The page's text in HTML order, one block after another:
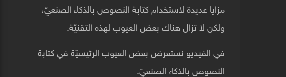
مزايا عديدة لاستخدام كتابة النصوص بالذكاء الصنعيّ،
ولكن لا تزال هناك بعض العيوب لهذه التقنيّة.
في الفيديو نستعرض بعض العيوب الرئيسيّة في كتابة
النصوص بالذكاء الصنعيّ.